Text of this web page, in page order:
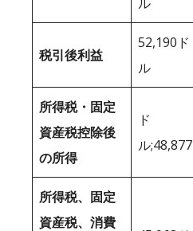
税引後利益
52,190ド
ル
所得税・固定
資産税控除後
の所得
ド
ル;48,877
所得税、固定
資産税、消費